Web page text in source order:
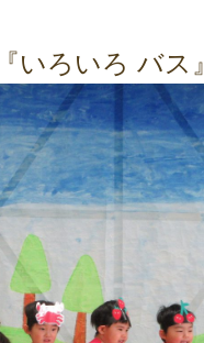
いろいろ バス